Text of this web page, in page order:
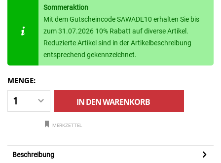
Sommeraktion
Mit dem Gutscheincode SAWADE10 erhalten Sie bis
zum 31.07.2026 10% Rabatt auf diverse Artikel.
Reduzierte Artikel sind in der Artikelbeschreibung
entsprechend gekennzeichnet.
MENGE:
IN DENWARENKORB
MERKZETTEL
Beschreibung